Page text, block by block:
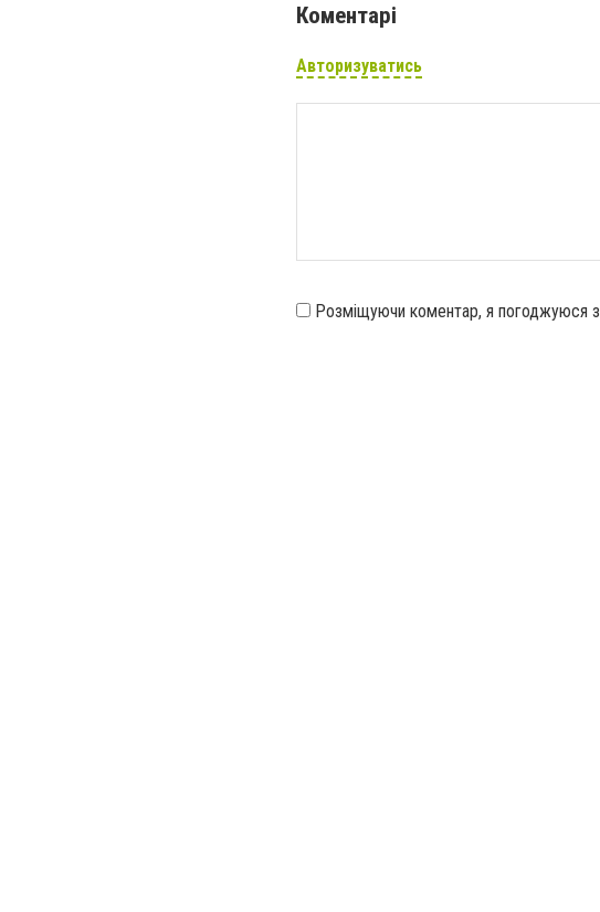
Коментарі
Авторизуватись
Розміщуючи коментар, я погоджуюся з